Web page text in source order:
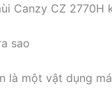
Canzy CZ 2770H
sao
là một vật dụng